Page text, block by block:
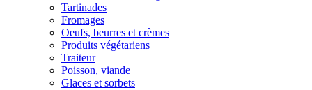
Tartinades
Fromages
Oeufs, beurres et crèmes
Produits végétariens
Traiteur
Poisson, viande
Glaces et sorbets